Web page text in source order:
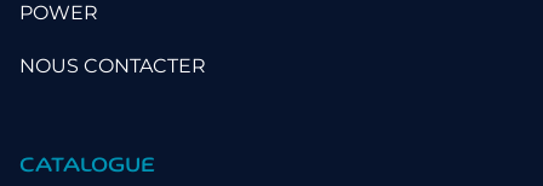
POWER
NOUS CONTACTER
CATALOGUE